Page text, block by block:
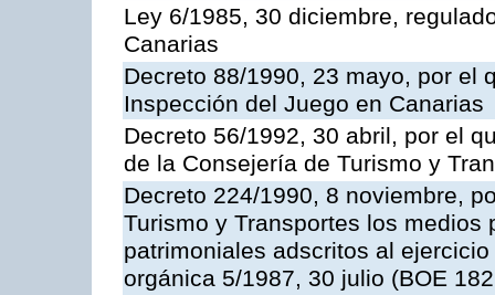
Ley 6/1985, 30 diciembre,
Canarias
Decreto 88/1990, 23 mayo, por el
Inspección del Juego en Canarias
Decreto 56/1992, 30 abril, por el
de la Consejería de Turismo y
Decreto 224/1990, 8 noviembre,
Turismo y Transportes los
patrimoniales adscritos al
orgánica 5/1987, 30 julio (BOE